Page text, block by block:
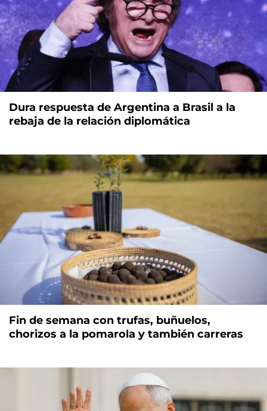
Dura respuesta de Argentina a Brasil a la
rebaja de la relación diplomática
Fin de semana con trufas, buñuelos,
chorizos a la pomarola y también carreras